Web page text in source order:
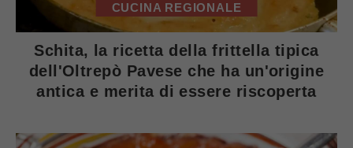
CUCINA REGIONALE
Schita, la ricetta della frittella tipica
dell'Oltrepò Pavese che ha un'origine
antica e merita di essere riscoperta